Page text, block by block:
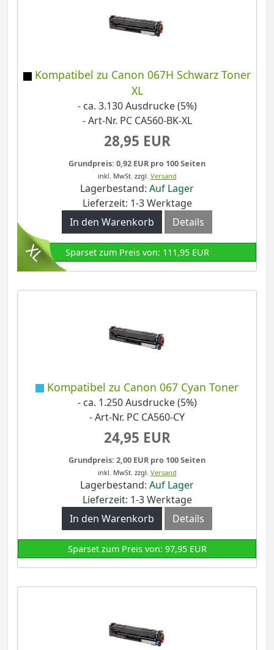
Kompatibel zu Canon 067H Schwarz Toner
XL
- ca. 3.130 Ausdrucke (5%)
- Art-Nr. PC CA560-BK-XL
28,95 EUR
Grundpreis: 0,92 EUR pro 100 Seiten
inkl. MwSt. zzgl. Versand
Lagerbestand: Auf Lager
Lieferzeit: 1-3 Werktage
In den Warenkorb
Details
Sparset zum Preis von: 111,95 EUR
Kompatibel zu Canon 067 Cyan Toner
- ca. 1.250 Ausdrucke (5%)
- Art-Nr. PC CA560-CY
24,95 EUR
Grundpreis: 2,00 EUR pro 100 Seiten
inkl. MwSt. zzgl. Versand
Lagerbestand: Auf Lager
Lieferzeit: 1-3 Werktage
In den Warenkorb
Details
Sparset zum Preis von: 97,95 EUR